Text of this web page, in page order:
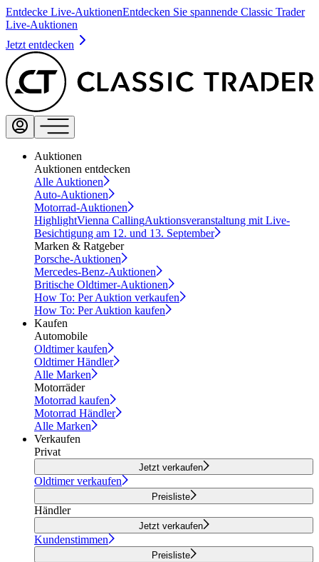
Entdecke Live-AuktionenEntdecken Sie spannende Classic Trader
Live-Auktionen
Jetzt entdecken
Auktionen
Auktionen entdecken
Alle Auktionen
Auto-Auktionen
Motorrad-Auktionen
HighlightVienna CallingAuktionsveranstaltung mit Live-
Besichtigung am 12. und 13. September
Marken & Ratgeber
Porsche-Auktionen
Mercedes-Benz-Auktionen
Britische Oldtimer-Auktionen
How To: Per Auktion verkaufen
How To: Per Auktion kaufen
Kaufen
Automobile
Oldtimer kaufen
Oldtimer Händler
Alle Marken
Motorräder
Motorrad kaufen
Motorrad Händler
Alle Marken
Verkaufen
Privat
Jetzt verkaufen
Oldtimer verkaufen
Preisliste
Händler
Jetzt verkaufen
Kundenstimmen
Preisliste